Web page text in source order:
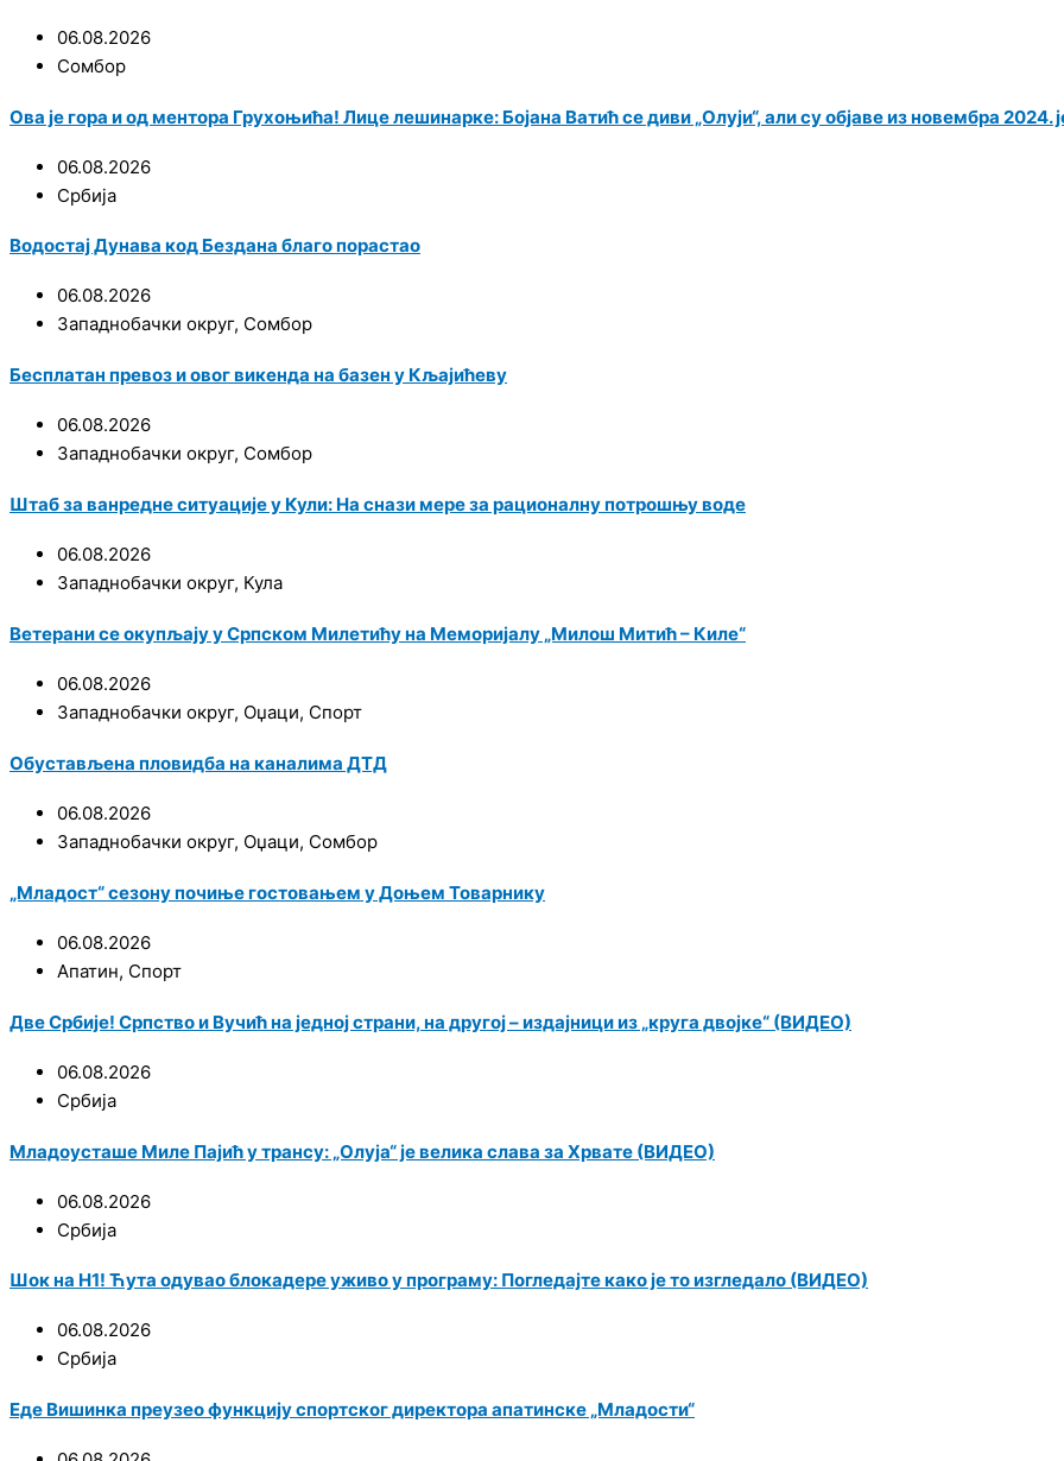
06.08.2026
Сомбор
Ова је гора и од ментора Грухоњића! Лице лешинарке: Бојана Ватић се диви „Олуји“, али су објаве из новембра 2024.
06.08.2026
Србија
Водостај Дунава код Бездана благо порастао
06.08.2026
Западнобачки округ, Сомбор
Бесплатан превоз и овог викенда на базен у Кљајићеву
06.08.2026
Западнобачки округ, Сомбор
Штаб за ванредне ситуације у Кули: На снази мере за рационалну потрошњу воде
06.08.2026
Западнобачки округ, Кула
Ветерани се окупљају у Српском Милетићу на Меморијалу „Милош Митић – Киле“
06.08.2026
Западнобачки округ, Оџаци, Спорт
Обустављена пловидба на каналима ДТД
06.08.2026
Западнобачки округ, Оџаци, Сомбор
„Младост“ сезону почиње гостовањем у Доњем Товарнику
06.08.2026
Апатин, Спорт
Две Србије! Српство и Вучић на једној страни, на другој – издајници из „круга двојке“ (ВИДЕО)
06.08.2026
Србија
Младоусташе Миле Пајић у трансу: „Олуја“ је велика слава за Хрвате (ВИДЕО)
06.08.2026
Србија
Шок на Н1! Ћута одувао блокадере уживо у програму: Погледајте како је то изгледало (ВИДЕО)
06.08.2026
Србија
Еде Вишинка преузео функцију спортског директора апатинске „Младости“